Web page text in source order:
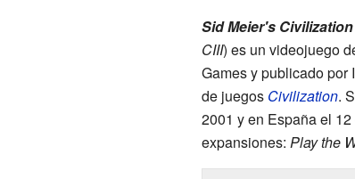
Sid Meier's Civilization
CIII) es un videojuego
Games y publicado por
de juegos Civilization.
2001 y en España el
expansiones: Play the